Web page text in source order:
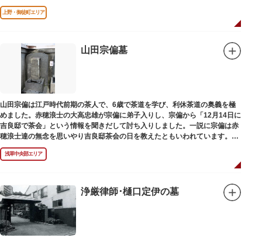
て今日に及んでいます。
上野・御徒町エリア
山田宗偏墓
山田宗偏は江戸時代前期の茶人で、6歳で茶道を学び、利休茶道の奥義を極
めました。赤穂浪士の大高忠雄が宗偏に弟子入りし、宗偏から「12月14日に
吉良邸で茶会」という情報を聞きだして討ち入りしました。一説に宗偏は赤
穂浪士達の無念を思いやり吉良邸茶会の日を教えたともいわれています。お
墓は願竜寺（がんりゅうじ）境内にあります。
浅草中央部エリア
浄厳律師･樋口定伊の墓